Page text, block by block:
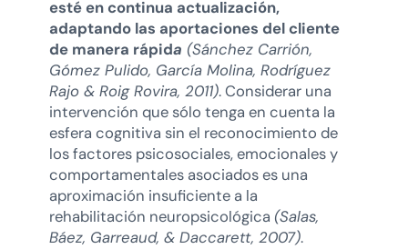
esté en continua actualización,
adaptando las aportaciones del cliente
de manera rápida (Sánchez Carrión,
Gómez Pulido, García Molina, Rodríguez
Rajo & Roig Rovira, 2011). Considerar una
intervención que sólo tenga en cuenta la
esfera cognitiva sin el reconocimiento de
los factores psicosociales, emocionales y
comportamentales asociados es una
aproximación insuficiente a la
rehabilitación neuropsicológica (Salas,
Báez, Garreaud, & Daccarett, 2007).